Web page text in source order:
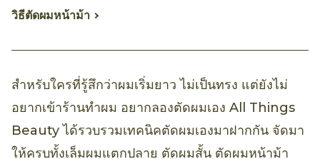
วิธีตัดผมหน้าม้า
สำหรับใครที่รู้สึกว่าผมเริ่มยาว ไม่เป็นทรง แต่ยังไม่
อยากเข้าร้านทำผม อยากลองตัดผมเอง All Things
Beauty ได้รวบรวมเทคนิคตัดผมเองมาฝากกัน จัดมา
ให้ครบทั้งเล็มผมแตกปลาย ตัดผมสั้น ตัดผมหน้าม้า